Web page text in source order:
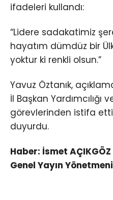
ifadeleri kullandı:
“Lidere sadakatimiz
hayatım dümdüz bir
yoktur ki renkli olsun.”
Yavuz Öztanık,
İl Başkan Yardımcılığı
görevlerinden istifa
duyurdu.
Haber: İsmet
Genel Yayın Yönetmeni